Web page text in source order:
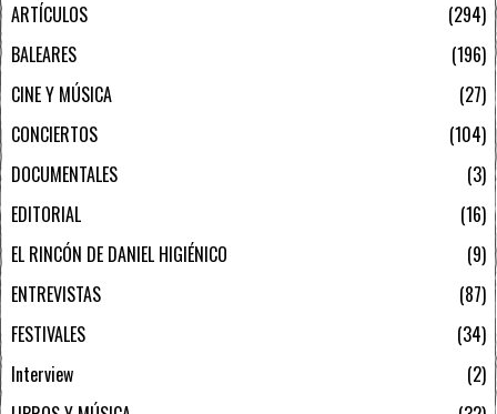
ARTÍCULOS
294
BALEARES
196
CINE Y MÚSICA
27
CONCIERTOS
104
DOCUMENTALES
3
EDITORIAL
16
EL RINCÓN DE DANIEL HIGIÉNICO
9
ENTREVISTAS
87
FESTIVALES
34
Interview
2